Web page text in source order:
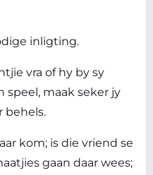
inligting.
vra of hy by sy
speel, maak seker jy
behels.
kom; is die vriend se
gaan daar wees;